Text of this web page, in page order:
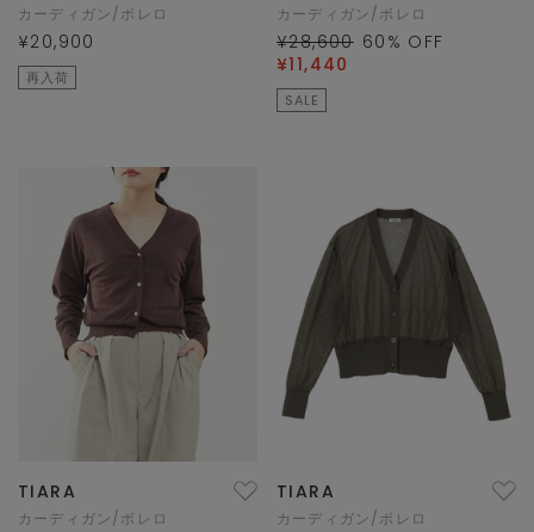
カーディガン/ボレロ
¥20,900
再入荷
カーディガン/ボレロ
¥28,600 60 % OFF
¥11,440
SALE
TIARA
カーディガン/ボレロ
TIARA
カーディガン/ボレロ